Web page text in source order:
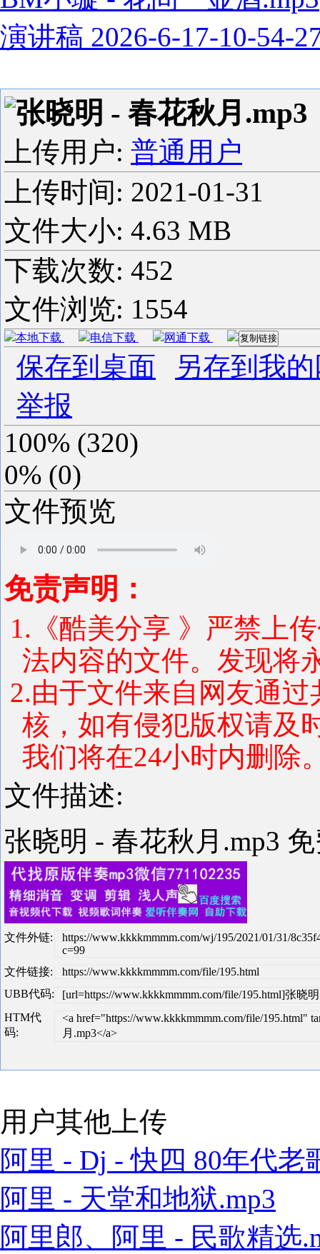
演讲稿 2026-6-17-10-54-
张晓明 - 春花秋月.mp3
上传用户: 普通用户
上传时间: 2021-01-31
文件大小: 4.63 MB
下载次数: 452
文件浏览: 1554
本地下载 电信下载 网通下载 复制链接
保存到桌面
另存到我
举报
100% (320)
0% (0)
文件预览
免责声明：
1.《酷美分享 》严禁上
法内容的文件。发现将
2.由于文件来自网友通
核，如有侵犯版权请及
我们将在24小时内删除
文件描述:
张晓明 - 春花秋月.mp3
文件外链:
https://www.kkkkmmmm.com/wj/195/2021/01/31/
c=99
文件链接:
https://www.kkkkmmmm.com/file/195.html
UBB代码:
[url=https://www.kkkkmmmm.com/file/195.html]张晓
HTM代
码:
<a href="https://www.kkkkmmmm.com/file/195.html"
月.mp3</a>
用户其他上传
阿里 - Dj - 快四 80年代老
阿里 - 天堂和地狱.mp3
阿里郎、阿里 - 民歌精选